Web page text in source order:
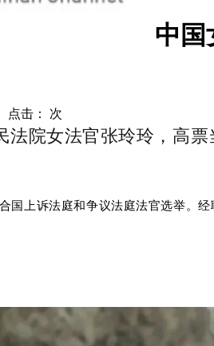
中国
击： 次
法院女法官张玲玲，高
上诉法庭和争议法庭法官选举。